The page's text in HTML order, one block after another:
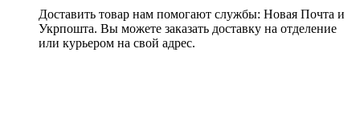
Доставить товар нам помогают службы: Новая Почта и
Укрпошта. Вы можете заказать доставку на отделение
или курьером на свой адрес.